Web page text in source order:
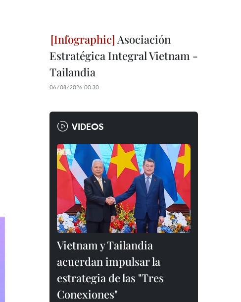
Asociación
Estratégica Integral Vietnam -
Tailandia
06/08/2026 00:30
VIDEOS
Vietnam y Tailandia
acuerdan impulsar la
estrategia de las "Tres
Conexiones"